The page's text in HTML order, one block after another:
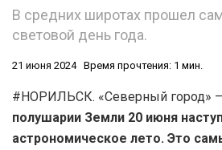
В средних широтах прошел
световой день года.
21 июня 2024 Время прочтения: 1 мин.
#НОРИЛЬСК. «Северный город» –
полушарии Земли 20 июня
астрономическое лето. Это